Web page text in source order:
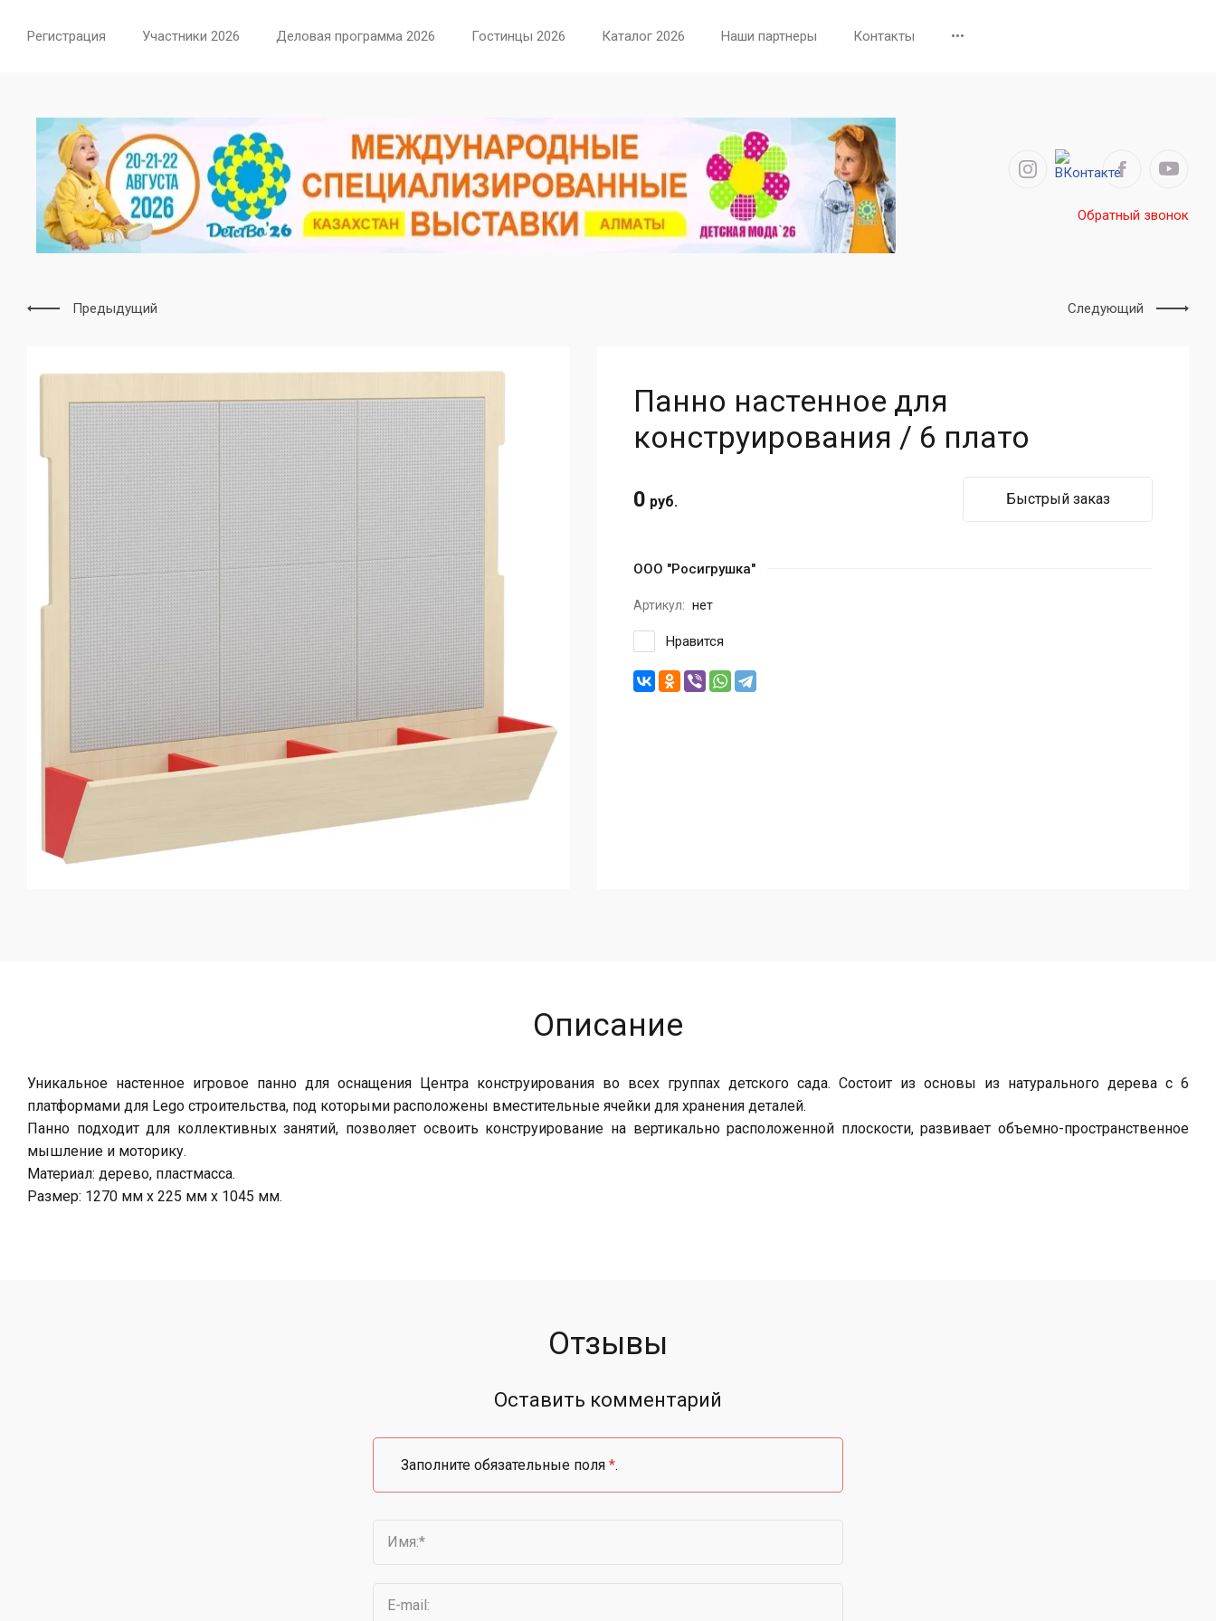
Регистрация Участники 2026 Деловая программа 2026 Гостинцы 2026 Каталог 2026 Наши партнеры Контакты •••
Обратный звонок
Предыдущий Следующий
Панно настенное для
конструирования / 6 плато
0 руб. Быстрый заказ
ООО "Росигрушка"
Артикул: нет
Нравится
Описание
Уникальное настенное игровое панно для оснащения Центра конструирования во всех группах детского сада. Состоит из основы из натурального дерева с 6
платформами для Lego строительства, под которыми расположены вместительные ячейки для хранения деталей.
Панно подходит для коллективных занятий, позволяет освоить конструирование на вертикально расположенной плоскости, развивает объемно-пространственное
мышление и моторику.
Материал: дерево, пластмасса.
Размер: 1270 мм х 225 мм х 1045 мм.
Отзывы
Оставить комментарий
Заполните обязательные поля *.